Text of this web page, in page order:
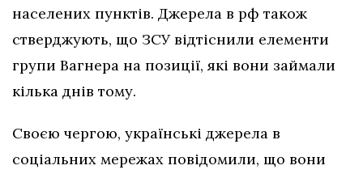
населених пунктів. Джерела в рф також
стверджують, що ЗСУ відтіснили елементи
групи Вагнера на позиції, які вони займали
кілька днів тому.
Своєю чергою, українські джерела в
соціальних мережах повідомили, що вони